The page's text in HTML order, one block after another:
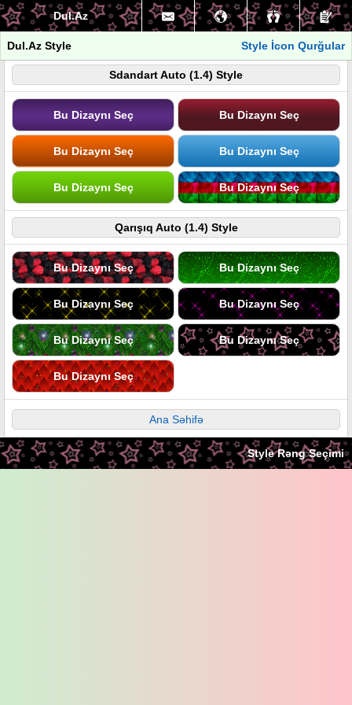
Dul.Az
Dul.Az Style Style İcon Qurğular
Sdandart Auto (1.4) Style
Bu Dizaynı Seç Bu Dizaynı Seç
Bu Dizaynı Seç Bu Dizaynı Seç
Bu Dizaynı Seç Bu Dizaynı Seç
Qarışıq Auto (1.4) Style
Bu Dizaynı Seç Bu Dizaynı Seç
Bu Dizaynı Seç Bu Dizaynı Seç
Bu Dizaynı Seç Bu Dizaynı Seç
Bu Dizaynı Seç
Ana Səhifə
Style Rəng Seçimi